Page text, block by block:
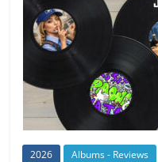
2026 Albums - Reviews